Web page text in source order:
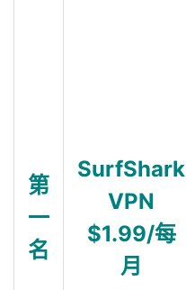
第
一
名
SurfShark
VPN
$1.99/每
月